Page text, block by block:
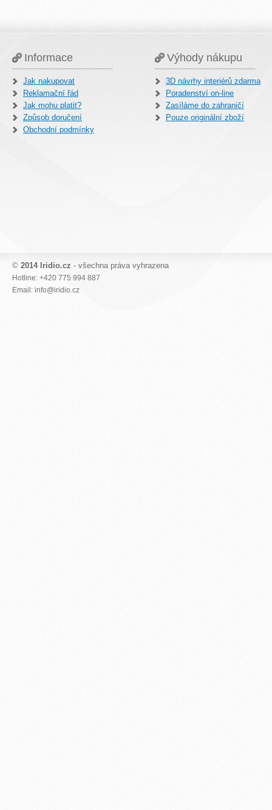
Informace
Jak nakupovat
Reklamační řád
Jak mohu platit?
Způsob doručení
Obchodní podmínky
Výhody nákupu
3D návrhy interiérů zdarma
Poradenství on-line
Zasíláme do zahraničí
Pouze originální zboží
© 2014 Iridio.cz - všechna práva vyhrazena
Hotline: +420 775 994 887
Email: info@iridio.cz